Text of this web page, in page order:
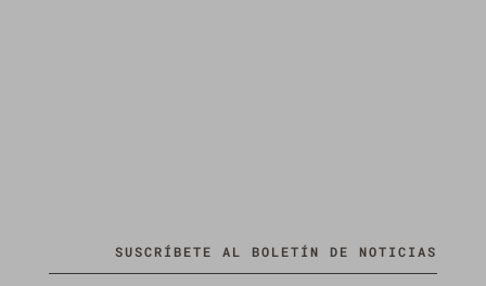
SUSCRÍBETE AL BOLETÍN DE NOTICIAS